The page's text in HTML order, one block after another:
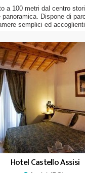
a 100 metri dal centro
Dispone di
semplici ed
Hotel Castello Assisi